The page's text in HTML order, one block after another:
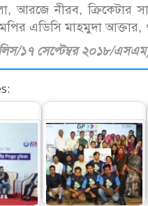
আরজে নীরব, ক্রিকেটার
এডিসি মাহমুদা আক্তার,
১৭ সেপ্টেম্বর ২০১৮/
গঠনের
শুরু হল জিপি
এক্সিলারেটর বুটক্যাম্প